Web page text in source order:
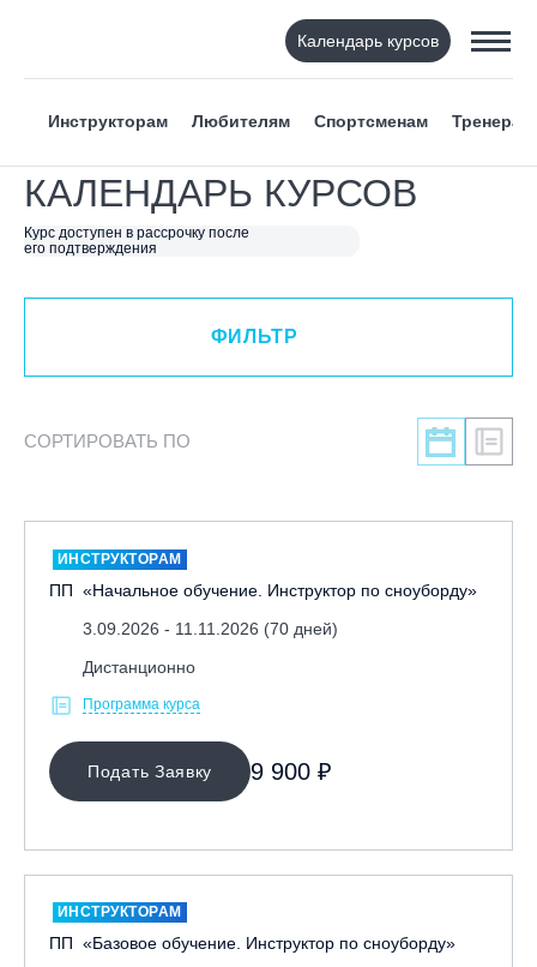
Календарь курсов
Инструкторам Любителям Спортсменам Тренерам
КАЛЕНДАРЬ КУРСОВ
Курс доступен в рассрочку после
его подтверждения
ФИЛЬТР
ВИД СПОРТА
Я ХОЧУ
КАТЕГОРИЯ
ЛЕКТОР
МЕСТО ПРОВЕДЕНИЯ
ФИЛЬТР
СОРТИРОВАТЬ ПО
ИНСТРУКТОРАМ
ПП «Начальное обучение. Инструктор по сноуборду»
3.09.2026 - 11.11.2026 (70 дней)
Дистанционно
Программа курса
Подать Заявку 9 900 ₽
ИНСТРУКТОРАМ
ПП «Базовое обучение. Инструктор по сноуборду»